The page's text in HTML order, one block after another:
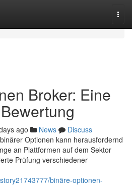
Broker: Eine
ago News
Discuss
Optionen kann herausfordernd
an Plattformen auf dem Sektor
Prüfung verschiedener
binäre-optionen-